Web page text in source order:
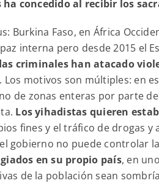
ha concedido al recibir los
Burkina Faso, en África
interna pero desde 2015 el
criminales han atacado
motivos son múltiples: en
de zonas enteras por parte
Los yihadistas quieren
fines y el tráfico de drogas y
gobierno no puede controlar
en su propio país, en
de la población sean